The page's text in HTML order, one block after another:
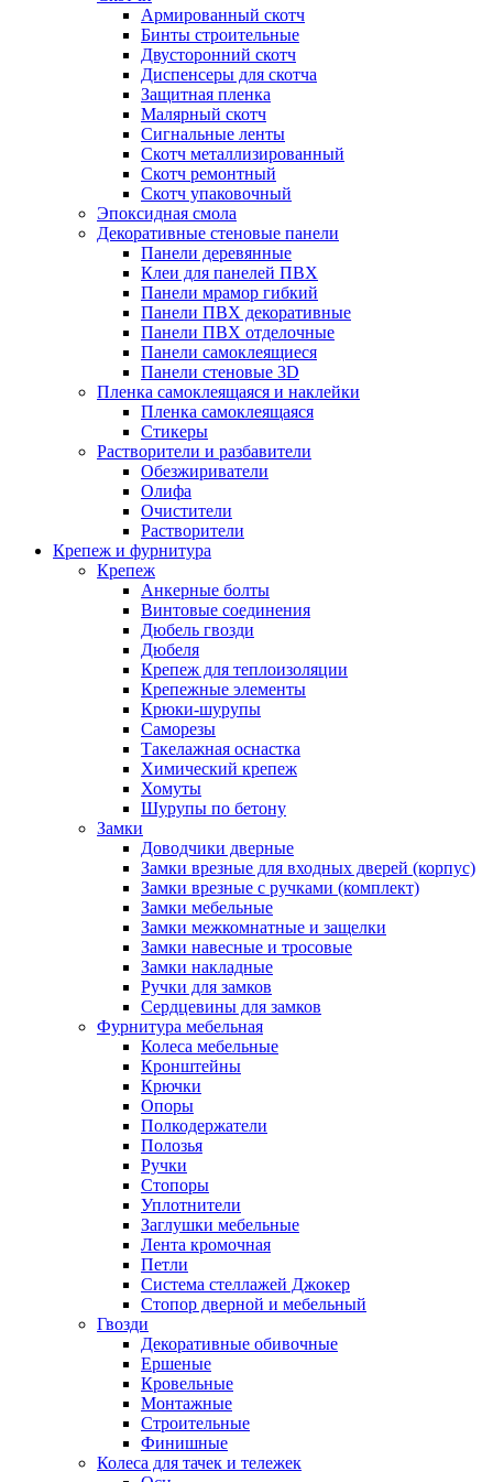
Армированный скотч
Бинты строительные
Двусторонний скотч
Диспенсеры для скотча
Защитная пленка
Малярный скотч
Сигнальные ленты
Скотч металлизированный
Скотч ремонтный
Скотч упаковочный
Эпоксидная смола
Декоративные стеновые панели
Панели деревянные
Клеи для панелей ПВХ
Панели мрамор гибкий
Панели ПВХ декоративные
Панели ПВХ отделочные
Панели самоклеящиеся
Панели стеновые 3D
Пленка самоклеящаяся и наклейки
Пленка самоклеящаяся
Стикеры
Растворители и разбавители
Обезжириватели
Олифа
Очистители
Растворители
Крепеж и фурнитура
Крепеж
Анкерные болты
Винтовые соединения
Дюбель гвозди
Дюбеля
Крепеж для теплоизоляции
Крепежные элементы
Крюки-шурупы
Саморезы
Такелажная оснастка
Химический крепеж
Хомуты
Шурупы по бетону
Замки
Доводчики дверные
Замки врезные для входных дверей (корпус)
Замки врезные с ручками (комплект)
Замки мебельные
Замки межкомнатные и защелки
Замки навесные и тросовые
Замки накладные
Ручки для замков
Сердцевины для замков
Фурнитура мебельная
Колеса мебельные
Кронштейны
Крючки
Опоры
Полкодержатели
Полозья
Ручки
Стопоры
Уплотнители
Заглушки мебельные
Лента кромочная
Петли
Система стеллажей Джокер
Стопор дверной и мебельный
Гвозди
Декоративные обивочные
Ершеные
Кровельные
Монтажные
Строительные
Финишные
Колеса для тачек и тележек